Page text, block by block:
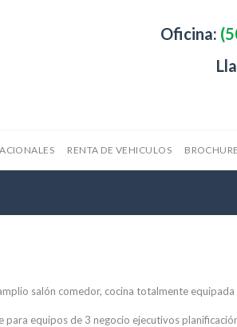
Oficina:
RENTA DE VEHICULOS
salón comedor, cocina totalmente
para equipos de 3 negocio ejecutivos